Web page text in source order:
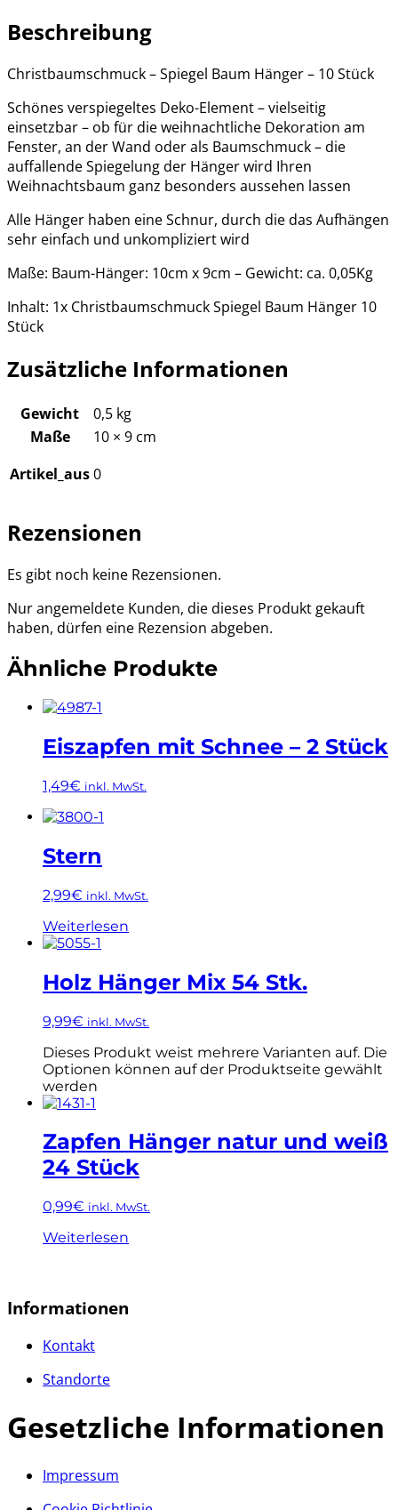
Beschreibung
Christbaumschmuck – Spiegel Baum Hänger – 10 Stück
Schönes verspiegeltes Deko-Element – vielseitig
einsetzbar – ob für die weihnachtliche Dekoration am
Fenster, an der Wand oder als Baumschmuck – die
auffallende Spiegelung der Hänger wird Ihren
Weihnachtsbaum ganz besonders aussehen lassen
Alle Hänger haben eine Schnur, durch die das Aufhängen
sehr einfach und unkompliziert wird
Maße: Baum-Hänger: 10cm x 9cm – Gewicht: ca. 0,05Kg
Inhalt: 1x Christbaumschmuck Spiegel Baum Hänger 10
Stück
Zusätzliche Informationen
Gewicht
0,5 kg
Maße
10 × 9 cm
Artikel_aus0
Rezensionen
Es gibt noch keine Rezensionen.
Nur angemeldete Kunden, die dieses Produkt gekauft
haben, dürfen eine Rezension abgeben.
Ähnliche Produkte
Eiszapfen mit Schnee – 2 Stück
1,49€ inkl. MwSt.
Stern
2,99€ inkl. MwSt.
Weiterlesen
Holz Hänger Mix 54 Stk.
9,99€ inkl. MwSt.
Dieses Produkt weist mehrere Varianten auf. Die
Optionen können auf der Produktseite gewählt
werden
Zapfen Hänger natur und weiß
24 Stück
0,99€ inkl. MwSt.
Weiterlesen
Informationen
Kontakt
Standorte
Gesetzliche Informationen
Impressum